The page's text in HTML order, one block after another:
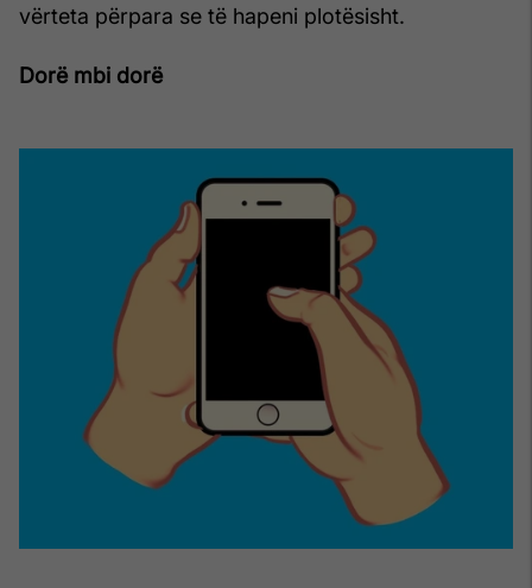
vërteta përpara se të hapeni plotësisht.
Dorë mbi dorë